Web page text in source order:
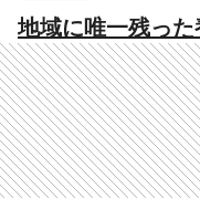
地域に唯一残っ
住してきた夫婦
修行の日々【山形